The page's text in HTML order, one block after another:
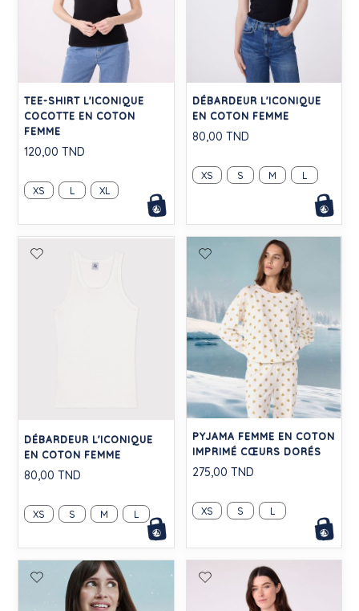
TEE-SHIRT L'ICONIQUE
COCOTTE EN COTON
FEMME
120,00 TND
XS L XL
DÉBARDEUR L'ICONIQUE
EN COTON FEMME
80,00 TND
XS S M L
DÉBARDEUR L'ICONIQUE
EN COTON FEMME
80,00 TND
XS S M L
PYJAMA FEMME EN COTON
IMPRIMÉ CŒURS DORÉS
275,00 TND
XS S L